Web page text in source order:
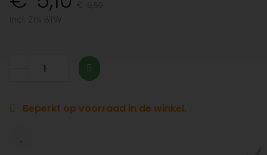
Beperkt op voorraad in de winkel.